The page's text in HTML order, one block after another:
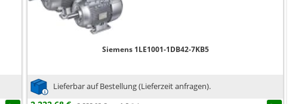
Siemens 1LE1001-1DB42-7KB5
Lieferbar auf Bestellung (Lieferzeit anfragen).